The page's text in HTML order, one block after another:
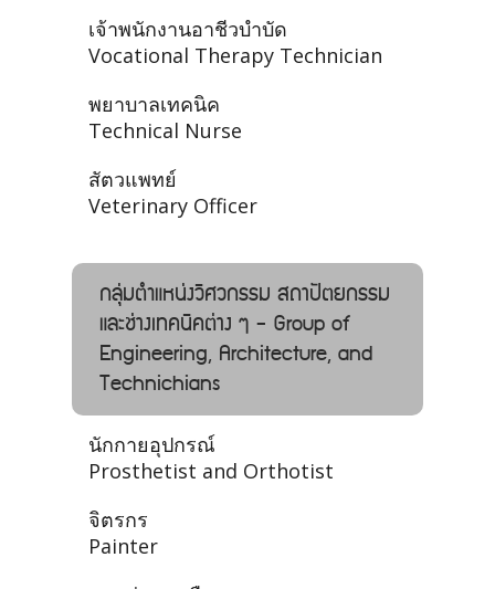
เจ้าพนักงานอาชีวบำบัด
Vocational Therapy Technician
พยาบาลเทคนิค
Technical Nurse
สัตวแพทย์
Veterinary Officer
กลุ่มตำแหน่งวิศวกรรม สถาปัตยกรรม
และช่างเทคนิคต่าง ๆ - Group of
Engineering, Architecture, and
Technichians
นักกายอุปกรณ์
Prosthetist and Orthotist
จิตรกร
Painter